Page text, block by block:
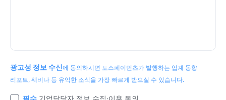
광고성 정보 수신에 동의하시면 토스페이먼츠가 발행하는 업계 동향
리포트, 웨비나 등 유익한 소식을 가장 빠르게 받으실 수 있습니다.
필수 기업담당자 정보 수집·이용 동의